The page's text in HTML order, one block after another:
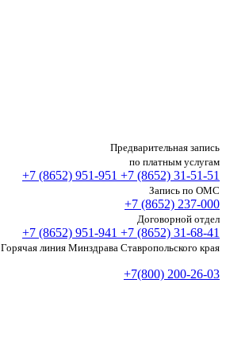
Предварительная запись
по платным услугам
+7 (8652) 951-951 +7 (8652) 31-51-51
Запись по ОМС
+7 (8652) 237-000
Договорной отдел
+7 (8652) 951-941 +7 (8652) 31-68-41
Горячая линия Минздрава Ставропольского края
+7(800) 200-26-03